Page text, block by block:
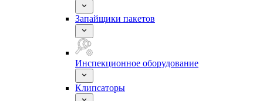
Запайщики пакетов
Инспекционное оборудование
Клипсаторы